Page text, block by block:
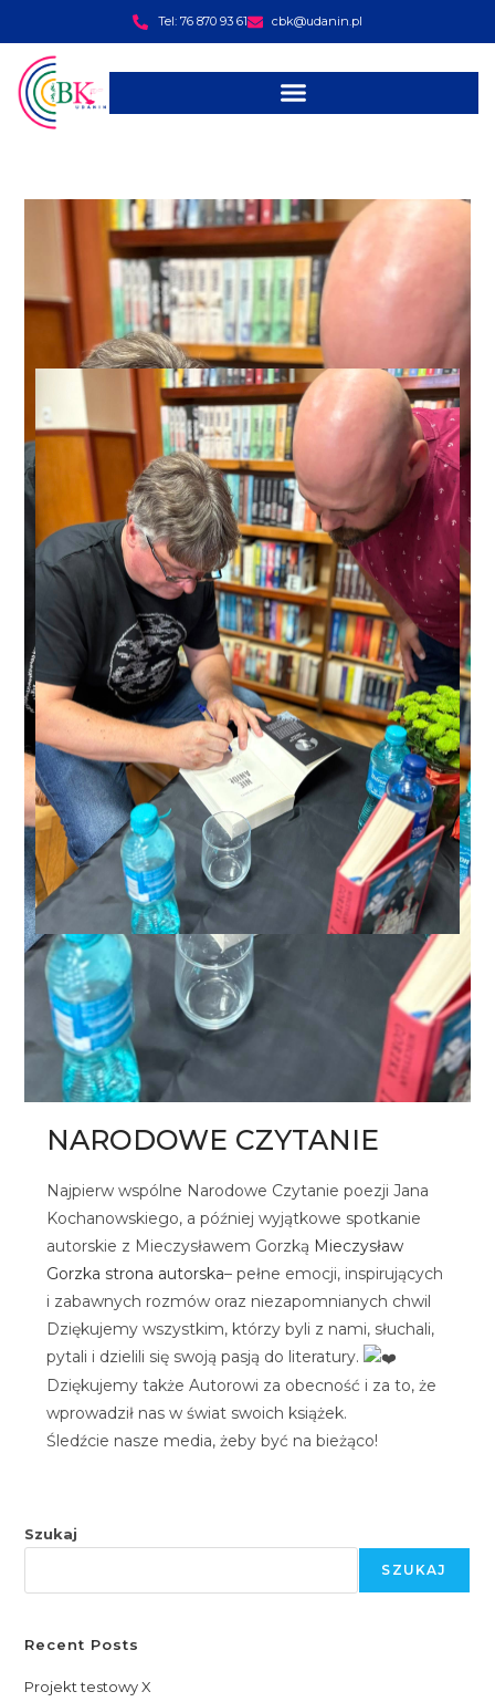
Tel: 76 870 93 61 cbk@udanin.pl
NARODOWE CZYTANIE
Najpierw wspólne Narodowe Czytanie poezji Jana
Kochanowskiego, a później wyjątkowe spotkanie
autorskie z Mieczysławem Gorzką Mieczysław
Gorzka strona autorska– pełne emocji, inspirujących
i zabawnych rozmów oraz niezapomnianych chwil
Dziękujemy wszystkim, którzy byli z nami, słuchali,
pytali i dzielili się swoją pasją do literatury.
Dziękujemy także Autorowi za obecność i za to, że
wprowadził nas w świat swoich książek.
Śledźcie nasze media, żeby być na bieżąco!
Szukaj
SZUKAJ
Recent Posts
Projekt testowy X